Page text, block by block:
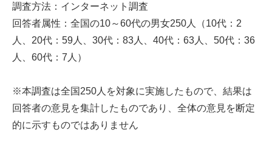
調査方法：インターネット調査
回答者属性：全国の10～60代の男女250人（10代：2
人、20代：59人、30代：83人、40代：63人、50代：36
人、60代：7人）
※本調査は全国250人を対象に実施したもので、結果は
回答者の意見を集計したものであり、全体の意見を断定
的に示すものではありません